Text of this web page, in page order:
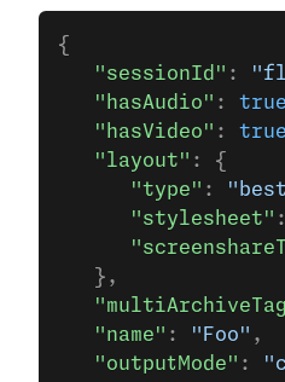
{
   "sessionId"
:
   "hasAudio"
: true
   "hasVideo"
: true
   "layout"
: {
      "type"
:
      "stylesheet"
   },
   "name"
: "Foo" ,
   "outputMode"
: